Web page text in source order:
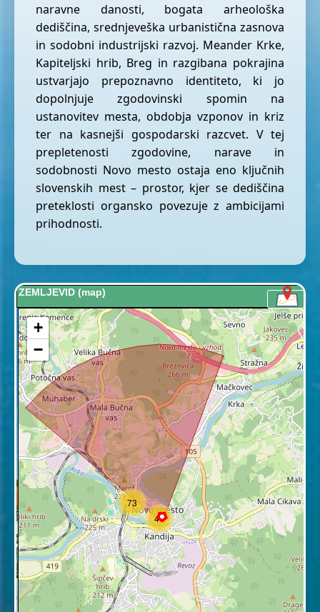
naravne danosti, bogata arheološka
dediščina, srednjeveška urbanistična zasnova
in sodobni industrijski razvoj. Meander Krke,
Kapiteljski hrib, Breg in razgibana pokrajina
ustvarjajo prepoznavno identiteto, ki jo
dopolnjuje zgodovinski spomin na
ustanovitev mesta, obdobja vzponov in kriz
ter na kasnejši gospodarski razcvet. V tej
prepletenosti zgodovine, narave in
sodobnosti Novo mesto ostaja eno ključnih
slovenskih mest – prostor, kjer se dediščina
preteklosti organsko povezuje z ambicijami
prihodnosti.